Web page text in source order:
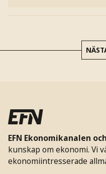
EFN Ekonomikanalen
kunskap om ekonomi. Vi
ekonomiintresserade